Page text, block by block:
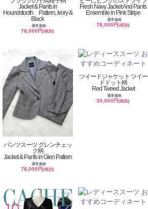
Jacket & Pants in
Houndstooth Pattern, Ivory &
Black
通常価格
78,000円(税別)
Fresh Navy Jacket And Pants
Ensemble in Pink Stripe
通常価格
78,000円(税別)
パンツスーツ グレンチェッ
ク柄
Jacket & Pants in Glen Pattern
通常価格
78,000円(税別)
ツイードジャケット ツイー
ドドット柄
Red Tweed Jacket
通常価格
39,000円(税別)